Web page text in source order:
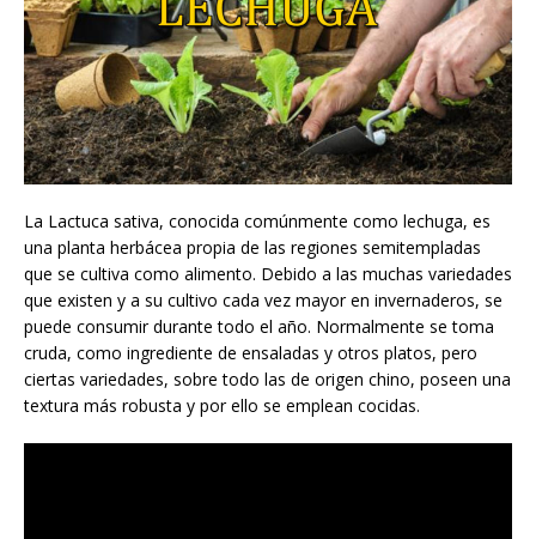
La Lactuca sativa, conocida comúnmente como lechuga, es
una planta herbácea propia de las regiones semitempladas
que se cultiva como alimento. Debido a las muchas variedades
que existen y a su cultivo cada vez mayor en invernaderos, se
puede consumir durante todo el año. Normalmente se toma
cruda, como ingrediente de ensaladas y otros platos, pero
ciertas variedades, sobre todo las de origen chino, poseen una
textura más robusta y por ello se emplean cocidas.